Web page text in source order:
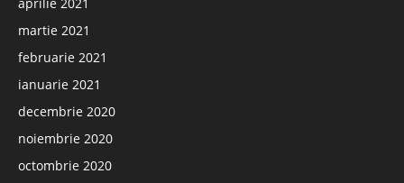
martie 2021
februarie 2021
ianuarie 2021
decembrie 2020
noiembrie 2020
octombrie 2020